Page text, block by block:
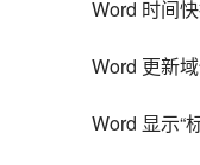
Word 时间
Word 更新
Word 显示“